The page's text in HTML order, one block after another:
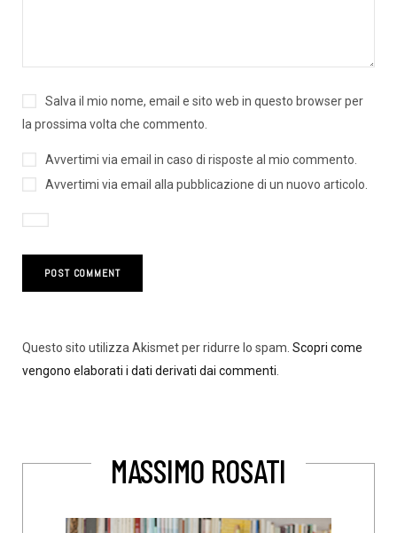
Salva il mio nome, email e sito web in questo browser per
la prossima volta che commento.
Avvertimi via email in caso di risposte al mio commento.
Avvertimi via email alla pubblicazione di un nuovo articolo.
Questo sito utilizza Akismet per ridurre lo spam. Scopri come
vengono elaborati i dati derivati dai commenti.
MASSIMO ROSATI